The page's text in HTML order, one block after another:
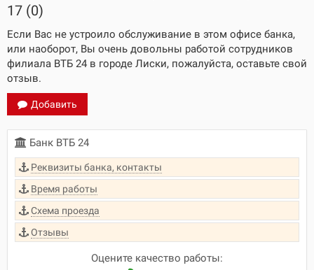
17 (0)
Если Вас не устроило обслуживание в этом офисе банка,
или наоборот, Вы очень довольны работой сотрудников
филиала ВТБ 24 в городе Лиски, пожалуйста, оставьте свой
отзыв.
Добавить
Банк ВТБ 24
Реквизиты банка, контакты
Время работы
Схема проезда
Отзывы
Оцените качество работы: